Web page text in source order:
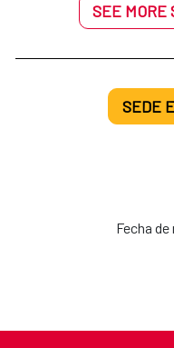
SEE MORE
SEDE
Fecha